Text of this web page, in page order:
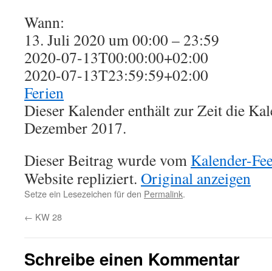
Wann:
13. Juli 2020 um 00:00 – 23:59
2020-07-13T00:00:00+02:00
2020-07-13T23:59:59+02:00
Ferien
Dieser Kalender enthält zur Zeit die
Dezember 2017.
Dieser Beitrag wurde vom Kalender-
Website repliziert. Original anzeigen
Setze ein Lesezeichen für den Permalink.
← KW 28
Schreibe einen Kommentar